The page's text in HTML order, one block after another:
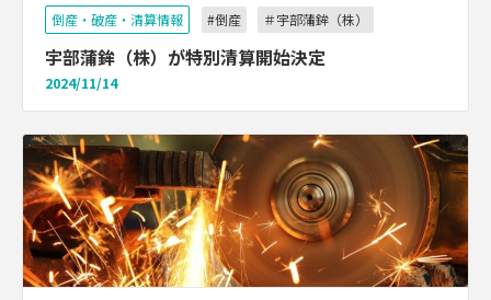
倒産・破産・清算情報 #倒産 ＃宇部蒲鉾（株）
宇部蒲鉾（株）が特別清算開始決定
2024/11/14